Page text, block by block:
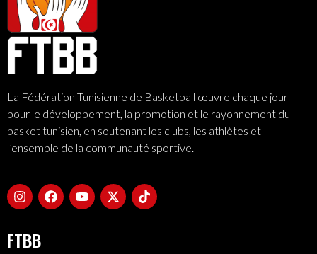
La Fédération Tunisienne de Basketball œuvre chaque jour
pour le développement, la promotion et le rayonnement du
basket tunisien, en soutenant les clubs, les athlètes et
l’ensemble de la communauté sportive.
FTBB